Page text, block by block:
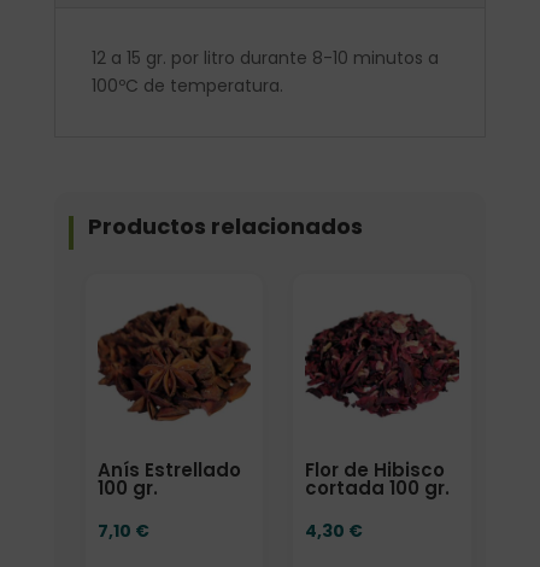
12 a 15 gr. por litro durante 8-10 minutos a
100ºC de temperatura.
Productos relacionados
Anís Estrellado
100 gr.
7,10 €
Elige: Peso/formato
Flor de Hibisco
cortada 100 gr.
4,30 €